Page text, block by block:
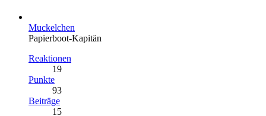
Muckelchen
Papierboot-Kapitän
Reaktionen
19
Punkte
93
Beiträge
15